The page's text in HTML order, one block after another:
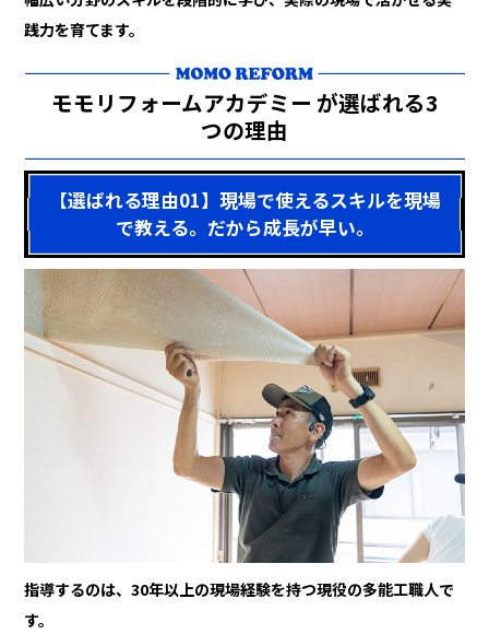
践力を育てます。
モモリフォームアカデミー が選ばれる3
つの理由
【選ばれる理由01】現場で使えるスキルを現場
で教える。だから成長が早い。
指導するのは、30年以上の現場経験を持つ現役の多能工職人で
す。